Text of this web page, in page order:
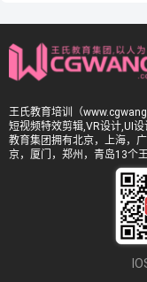
王氏教育培训（
短视频特效剪辑,VR设计,UI
教育集团拥有北京，上海，
京，厦门，郑州，青岛13个